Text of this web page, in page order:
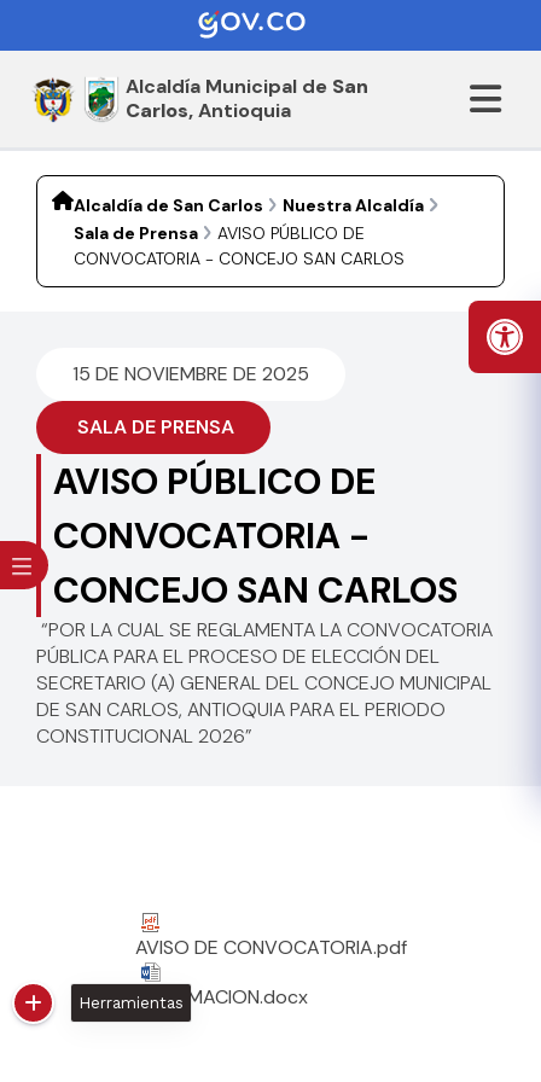
Alcaldía Municipal de San
Carlos,Antioquia
Alcaldía de San Carlos
Nuestra Alcaldía
Sala de Prensa
AVISO PÚBLICO DE
CONVOCATORIA - CONCEJO SAN CARLOS
15 DE NOVIEMBRE DE 2025
SALA DE PRENSA
AVISO PÚBLICO DE
CONVOCATORIA -
CONCEJO SAN CARLOS
“POR LA CUAL SE REGLAMENTA LA CONVOCATORIA
PÚBLICA PARA EL PROCESO DE ELECCIÓN DEL
SECRETARIO (A) GENERAL DEL CONCEJO MUNICIPAL
DE SAN CARLOS, ANTIOQUIA PARA EL PERIODO
CONSTITUCIONAL 2026”
AVISO DE CONVOCATORIA.pdf
INFORMACION.docx
Herramientas